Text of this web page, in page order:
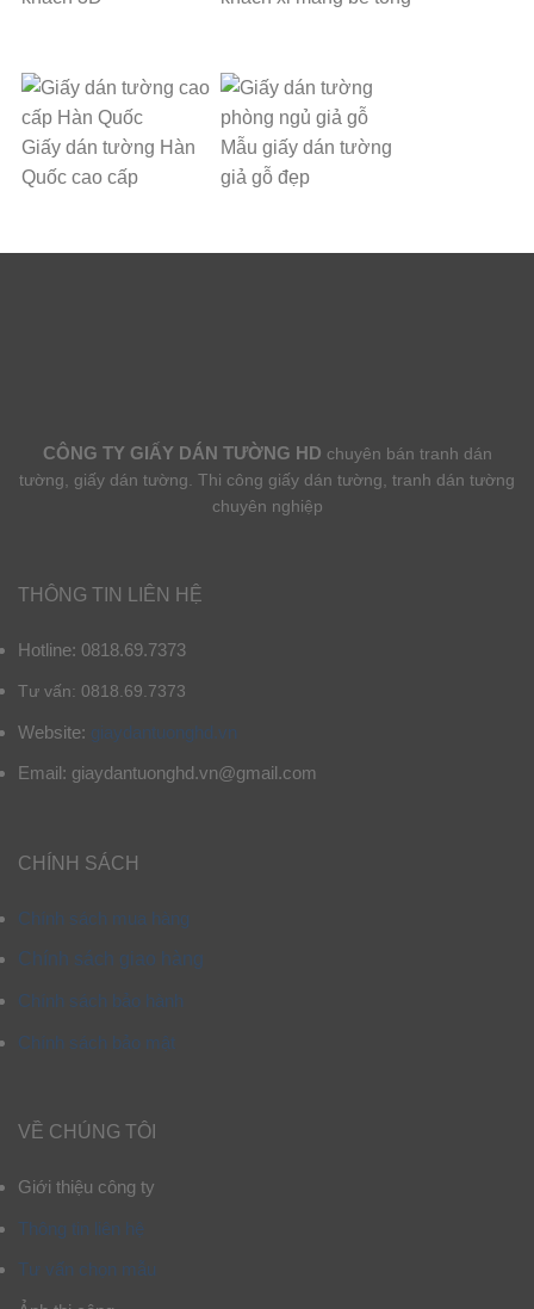
Giấy dán tường Hàn
Quốc cao cấp
Mẫu giấy dán tường
giả gỗ đẹp
CÔNG TY GIẤY DÁN TƯỜNG HD chuyên bán tranh dán
tường, giấy dán tường. Thi công giấy dán tường, tranh dán tường
chuyên nghiệp
THÔNG TIN LIÊN HỆ
Hotline: 0818.69.7373
Tư vấn: 0818.69.7373
Website: giaydantuonghd.vn
Email: giaydantuonghd.vn@gmail.com
CHÍNH SÁCH
Chính sách mua hàng
Chính sách giao hàng
Chính sách bảo hành
Chính sách bảo mật
VỀ CHÚNG TÔI
Giới thiệu công ty
Thông tin liên hệ
Tư vấn chọn mẫu